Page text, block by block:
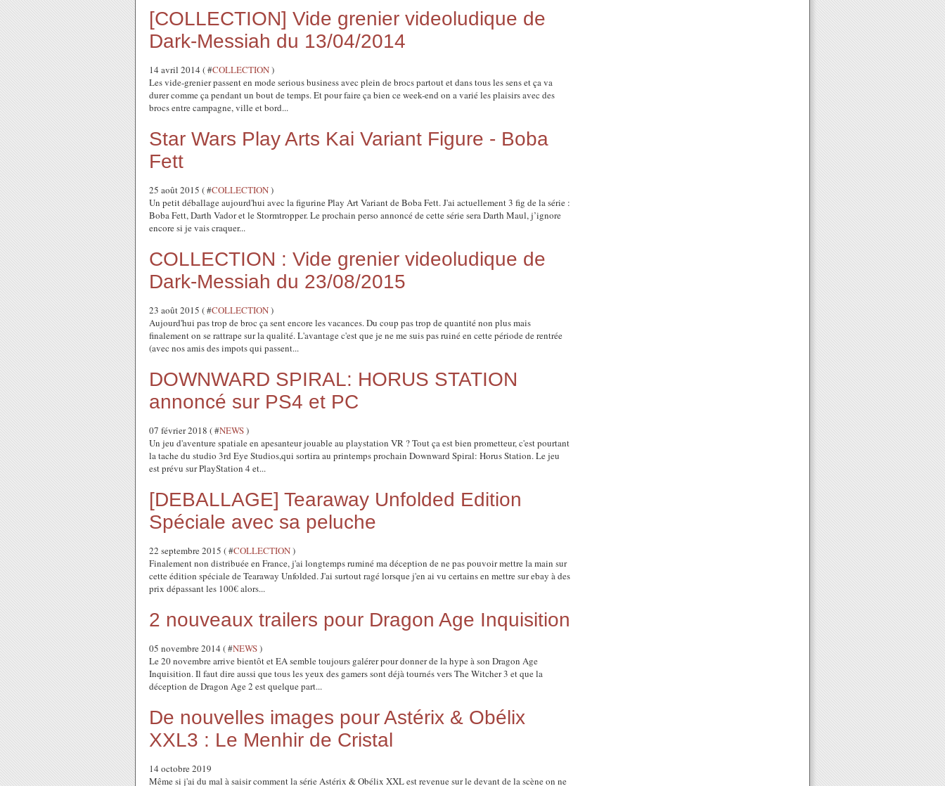
[COLLECTION] Vide grenier videoludique de
Dark-Messiah du 13/04/2014
14 avril 2014 ( #COLLECTION)
Les vide-grenier passent en mode serious business avec plein de brocs partout et dans tous les sens et ça va
durer comme ça pendant un bout de temps. Et pour faire ça bien ce week-end on a varié les plaisirs avec des
brocs entre campagne, ville et bord...
Star Wars Play Arts Kai Variant Figure - Boba
Fett
25 août 2015 ( #COLLECTION)
Un petit déballage aujourd'hui avec la figurine Play Art Variant de Boba Fett. J'ai actuellement 3 fig de la série :
Boba Fett, Darth Vador et le Stormtropper. Le prochain perso annoncé de cette série sera Darth Maul, j’ignore
encore si je vais craquer...
COLLECTION : Vide grenier videoludique de
Dark-Messiah du 23/08/2015
23 août 2015 ( #COLLECTION)
Aujourd'hui pas trop de broc ça sent encore les vacances. Du coup pas trop de quantité non plus mais
finalement on se rattrape sur la qualité. L'avantage c'est que je ne me suis pas ruiné en cette période de rentrée
(avec nos amis des impots qui passent...
DOWNWARD SPIRAL: HORUS STATION
annoncé sur PS4 et PC
07 février 2018 ( #NEWS)
Un jeu d'aventure spatiale en apesanteur jouable au playstation VR ? Tout ça est bien prometteur, c'est pourtant
la tache du studio 3rd Eye Studios,qui sortira au printemps prochain Downward Spiral: Horus Station. Le jeu
est prévu sur PlayStation 4 et...
[DEBALLAGE] Tearaway Unfolded Edition
Spéciale avec sa peluche
22 septembre 2015 ( #COLLECTION)
Finalement non distribuée en France, j'ai longtemps ruminé ma déception de ne pas pouvoir mettre la main sur
cette édition spéciale de Tearaway Unfolded. J'ai surtout ragé lorsque j'en ai vu certains en mettre sur ebay à des
prix dépassant les 100€ alors...
2 nouveaux trailers pour Dragon Age Inquisition
05 novembre 2014 ( #NEWS)
Le 20 novembre arrive bientôt et EA semble toujours galérer pour donner de la hype à son Dragon Age
Inquisition. Il faut dire aussi que tous les yeux des gamers sont déjà tournés vers The Witcher 3 et que la
déception de Dragon Age 2 est quelque part...
De nouvelles images pour Astérix & Obélix
XXL3 : Le Menhir de Cristal
14 octobre 2019
Même si j'ai du mal à saisir comment la série Astérix & Obélix XXL est revenue sur le devant de la scène on ne